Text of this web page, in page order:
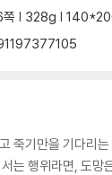
쪽 | 328g |
죽기만을 기다리
는 행위라면, 도망